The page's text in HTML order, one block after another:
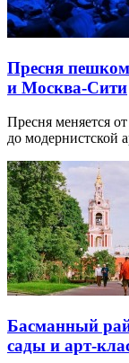
Пресня
и Москва-Сити
Пресня меняется
до модернистской
Басманный
сады и арт-